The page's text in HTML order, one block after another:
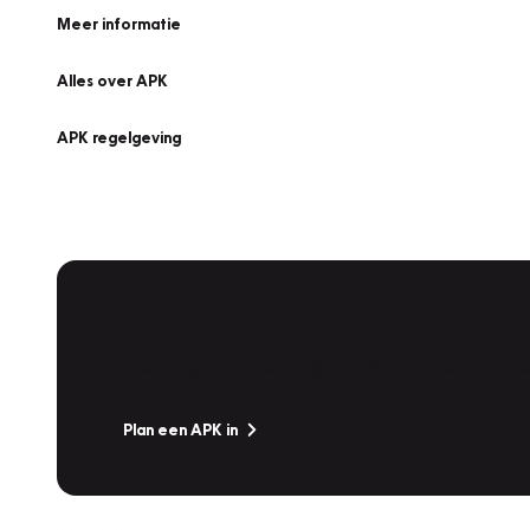
Meer informatie
Alles over APK
APK regelgeving
Plan een APK in